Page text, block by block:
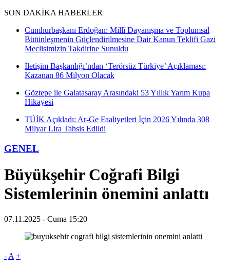
SON DAKİKA HABERLER
Cumhurbaşkanı Erdoğan: Millî Dayanışma ve Toplumsal
Bütünleşmenin Güçlendirilmesine Dair Kanun Teklifi Gazi
Meclisimizin Takdirine Sunuldu
İletişim Başkanlığı’ndan ‘Terörsüz Türkiye’ Açıklaması:
Kazanan 86 Milyon Olacak
Göztepe ile Galatasaray Arasındaki 53 Yıllık Yarım Kupa
Hikayesi
TÜİK Açıkladı: Ar-Ge Faaliyetleri İçin 2026 Yılında 308
Milyar Lira Tahsis Edildi
GENEL
Büyükşehir Coğrafi Bilgi
Sistemlerinin önemini anlattı
07.11.2025 - Cuma 15:20
- A +